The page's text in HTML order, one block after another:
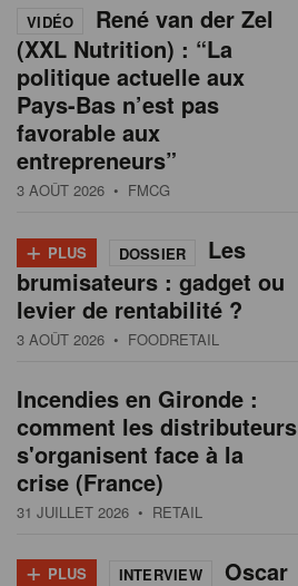
VIDÉO
René van der Zel
(XXL Nutrition) : “La
politique actuelle aux
Pays-Bas n’est pas
favorable aux
entrepreneurs”
3 AOÛT 2026 • FMCG
+ PLUS DOSSIER
Les
brumisateurs : gadget ou
levier de rentabilité ?
3 AOÛT 2026 • FOODRETAIL
Incendies en Gironde :
comment les distributeurs
s'organisent face à la
crise (France)
31 JUILLET 2026 • RETAIL
+ PLUS INTERVIEW Oscar